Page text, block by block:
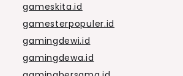
gameskita.id
gamesterpopuler.id
gamingdewi.id
gamingdewa.id